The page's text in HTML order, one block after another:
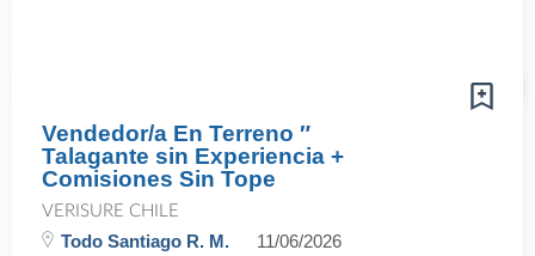
Vendedor/a En Terreno ″
Talagante sin Experiencia +
Comisiones Sin Tope
VERISURE CHILE
Todo Santiago R. M. 11/06/2026